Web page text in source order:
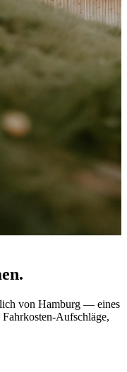
von Hamburg — eines
Aufschläge,